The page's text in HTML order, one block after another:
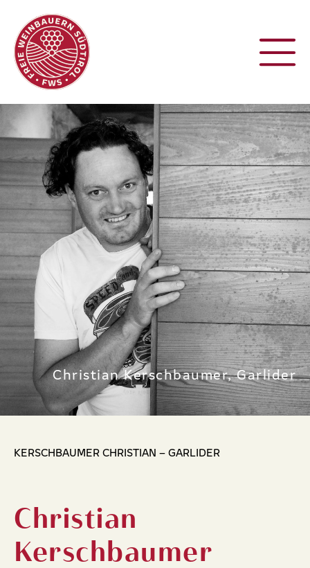
Christian Kerschbaumer, Garlider
KERSCHBAUMER CHRISTIAN – GARLIDER
Christian
Kerschbaumer